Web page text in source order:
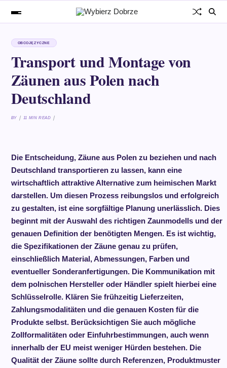
OBCOJĘZYCZNE
Transport und Montage von
Zäunen aus Polen nach
Deutschland
BY 11 MIN READ
Die Entscheidung, Zäune aus Polen zu beziehen und nach
Deutschland transportieren zu lassen, kann eine
wirtschaftlich attraktive Alternative zum heimischen Markt
darstellen. Um diesen Prozess reibungslos und erfolgreich
zu gestalten, ist eine sorgfältige Planung unerlässlich. Dies
beginnt mit der Auswahl des richtigen Zaunmodells und der
genauen Definition der benötigten Mengen. Es ist wichtig,
die Spezifikationen der Zäune genau zu prüfen,
einschließlich Material, Abmessungen, Farben und
eventueller Sonderanfertigungen. Die Kommunikation mit
dem polnischen Hersteller oder Händler spielt hierbei eine
Schlüsselrolle. Klären Sie frühzeitig Lieferzeiten,
Zahlungsmodalitäten und die genauen Kosten für die
Produkte selbst. Berücksichtigen Sie auch mögliche
Zollformalitäten oder Einfuhrbestimmungen, auch wenn
innerhalb der EU meist weniger Hürden bestehen. Die
Qualität der Zäune sollte durch Referenzen, Produktmuster